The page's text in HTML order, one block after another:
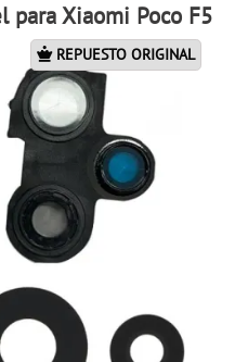
para Xiaomi Poco F5
REPUESTO ORIGINAL